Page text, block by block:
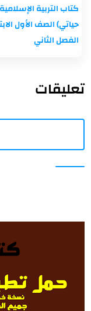
كتاب التربية
حياتي) الصف الأول
الفصل الثاني
تعليقات